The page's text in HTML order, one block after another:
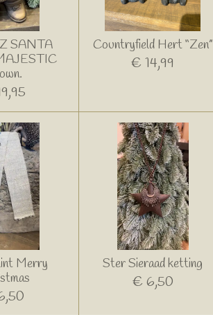
SANTA
Countryfield Hert “Zen”
€ 14,99
Merry
Ster Sieraad ketting
€ 6,50